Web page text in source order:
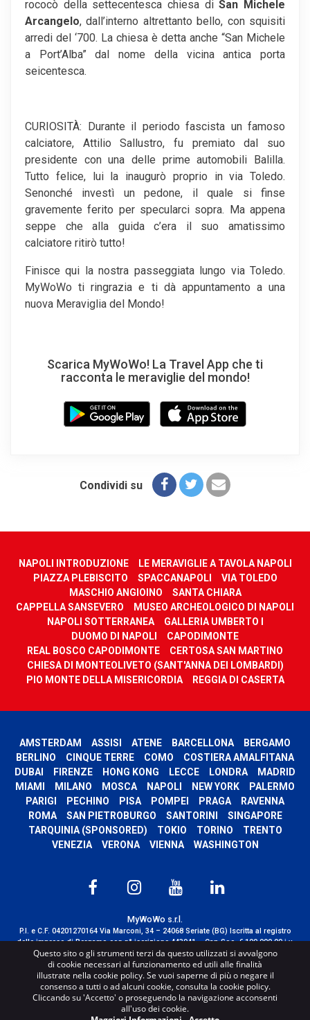
rococò della settecentesca chiesa diSan Michele
Arcangelo, dall’interno altrettanto bello, con squisiti
arredi del ‘700. La chiesa è detta anche “San Michele
a Port’Alba” dal nome della vicina antica porta
seicentesca.
CURIOSITÀ: Durante il periodo fascista un famoso
calciatore, Attilio Sallustro, fu premiato dal suo
presidente con una delle prime automobili Balilla.
Tutto felice, lui la inaugurò proprio in via Toledo.
Senonché investì un pedone, il quale si finse
gravemente ferito per specularci sopra. Ma appena
seppe che alla guida c’era il suo amatissimo
calciatore ritirò tutto!
Finisce qui la nostra passeggiata lungo via Toledo.
MyWoWo ti ringrazia e ti dà appuntamento a una
nuova Meraviglia del Mondo!
Scarica MyWoWo! La Travel App che ti
racconta le meraviglie del mondo!
Condividi su
NAPOLI INTRODUZIONE
LE MERAVIGLIE A TAVOLA NAPOLI
PIAZZA PLEBISCITO
SPACCANAPOLI
VIA TOLEDO
MASCHIO ANGIOINO
SANTA CHIARA
CAPPELLA SANSEVERO
MUSEO ARCHEOLOGICO DI NAPOLI
NAPOLI SOTTERRANEA
GALLERIA UMBERTO I
DUOMO DI NAPOLI
CAPODIMONTE
REAL BOSCO CAPODIMONTE
CERTOSA SAN MARTINO
CHIESA DI MONTEOLIVETO (SANT'ANNA DEI LOMBARDI)
PIO MONTE DELLA MISERICORDIA
REGGIA DI CASERTA
AMSTERDAM ASSISI ATENE BARCELLONA
BERGAMO
BERLINO
CINQUE TERRE COMO
COSTIERA AMALFITANA
DUBAI
FIRENZE HONG KONG LECCE LONDRA
MADRID
MIAMI
MILANO MOSCA NAPOLI NEW YORK
PALERMO
PARIGI
PECHINO PISA POMPEI PRAGA
RAVENNA
ROMA
SAN PIETROBURGO SANTORINI
SINGAPORE
TARQUINIA (SPONSORED)
TOKIO TORINO
TRENTO
VENEZIA
VERONA VIENNA WASHINGTON
MyWoWo s.r.l.
P.I. e C.F. 04201270164 Via Marconi, 34 – 24068 Seriate (BG) Iscritta al registro
delle imprese di Bergamo con n° iscrizione 443941 – Cap.Soc. € 100.000,00 i.v.
TERMS AND CONDITIONS-CREDITS
Questo sito o gli strumenti terzi da questo utilizzati si avvalgono
di cookie necessari al funzionamento ed utili alle finalità
illustrate nella cookie policy. Se vuoi saperne di più o negare il
consenso a tutti o ad alcuni cookie, consulta la cookie policy.
Cliccando su 'Accetto' o proseguendo la navigazione acconsenti
all'uso dei cookie.